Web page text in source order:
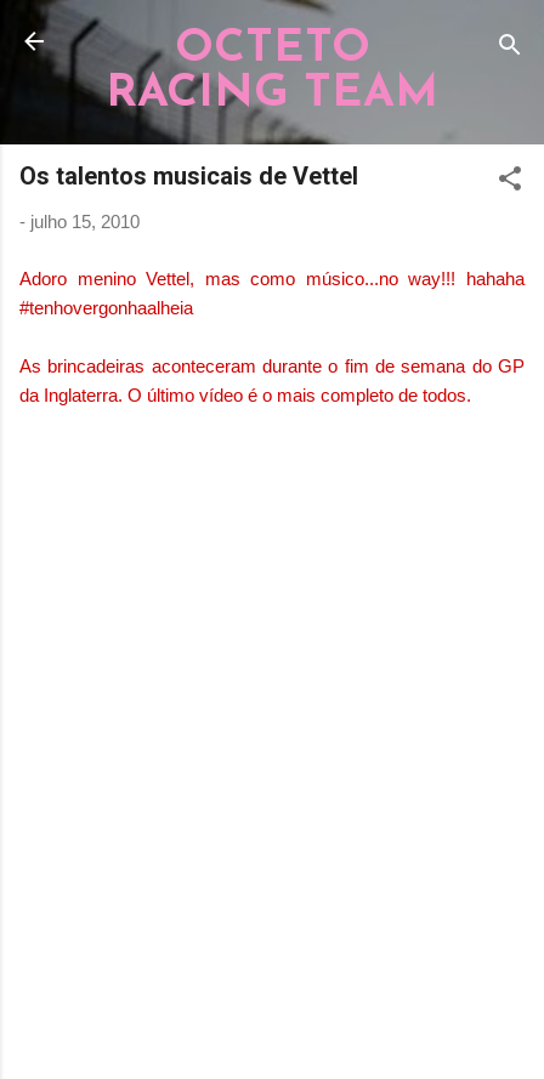
Pular para o conteúdo principal
OCTETO
RACING TEAM
Os talentos musicais de Vettel
- julho 15, 2010
Adoro menino Vettel, mas como músico...no way!!! hahaha
#tenhovergonhaalheia
As brincadeiras aconteceram durante o fim de semana do GP
da Inglaterra. O último vídeo é o mais completo de todos.